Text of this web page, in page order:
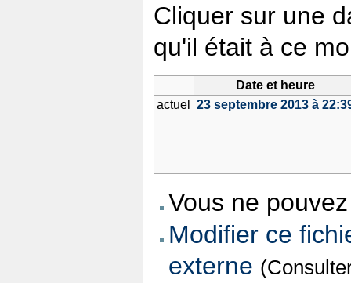
Cliquer sur une
qu'il était à ce
Date et heure
actuel
23 septembre 2013 à
Vous ne
Modifier ce
externe